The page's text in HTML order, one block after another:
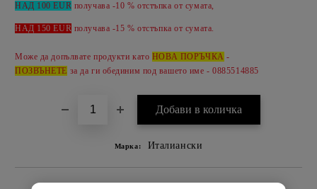
НАД 100 EUR получава -10 % отстъпка от сумата,
НАД 150 EUR получава -15 %отстъпка от сумата.
Може да допълвате продукти като НОВА ПОРЪЧКА -
ПОЗВЪНЕТЕ за да ги обединим под вашето име - 0885514885
Марка: Италиански